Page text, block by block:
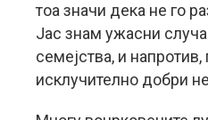
тоа значи дека не го
Јас знам ужасни
семејства, и
исклучително добри